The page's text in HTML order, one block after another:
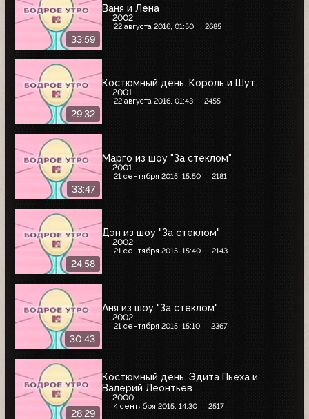
33:59
Ваня и Лена
2002
22 августа 2016, 01:50 2685
29:32
Костюмный день. Король и Шут.
2001
22 августа 2016, 01:43 2455
33:47
Марго из шоу "За стеклом"
2001
21 сентября 2015, 15:50 2181
24:58
Дэн из шоу "За стеклом"
2002
21 сентября 2015, 15:40 2143
30:43
Аня из шоу "За стеклом"
2002
21 сентября 2015, 15:10 2367
28:29
Костюмный день. Эдита Пьеха и
Валерий Леонтьев
2000
4 сентября 2015, 14:30 2517